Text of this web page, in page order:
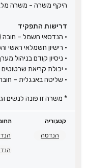
היקף משרה - משרה
דרישות התפקיד
• הנדסאי חשמל –
• רישיון חשמלאי ראשי
• ניסיון קודם בניהול
• יכולת קריאת
• שליטה באנגלית –
* משרה זו פונה לנשים
קטגוריה
הנדסה